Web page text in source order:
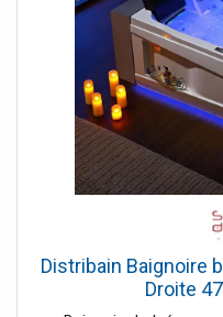
Distribain Baignoire
Droite